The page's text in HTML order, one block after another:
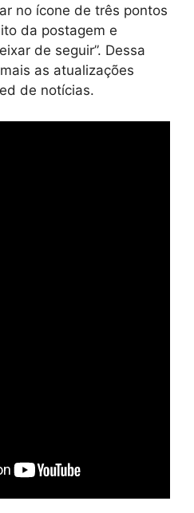
no ícone de três pontos
da postagem e
de seguir”. Dessa
as atualizações
de notícias.